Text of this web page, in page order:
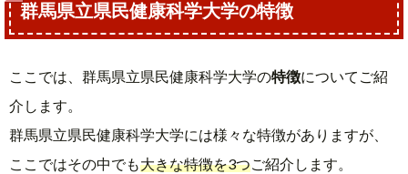
群馬県立県民健康科学大学の特徴
ここでは、群馬県立県民健康科学大学の特徴についてご紹
介します。
群馬県立県民健康科学大学には様々な特徴がありますが、
ここではその中でも大きな特徴を3つご紹介します。